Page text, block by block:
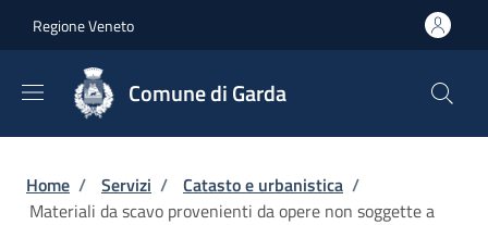
Regione Veneto
Comune di Garda
Briciole di pane
Home / Servizi / Catasto e urbanistica /
Materiali da scavo provenienti da opere non soggette a